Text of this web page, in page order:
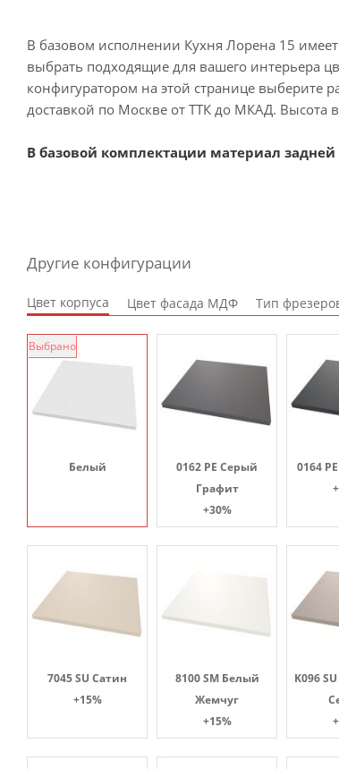
В базовом исполнении Кухня Лорена 15
выбрать подходящие для вашего интерьера
конфигуратором на этой странице выберите
доставкой по Москве от ТТК до МКАД. Высота
В базовой комплектации материал
Другие конфигурации
Цвет корпуса Цвет фасада МДФ Тип
Белый
Выбрано
0162 PE Серый
Графит
+30%
0164
7045 SU Сатин
+15%
8100 SM Белый
Жемчуг
+15%
K096